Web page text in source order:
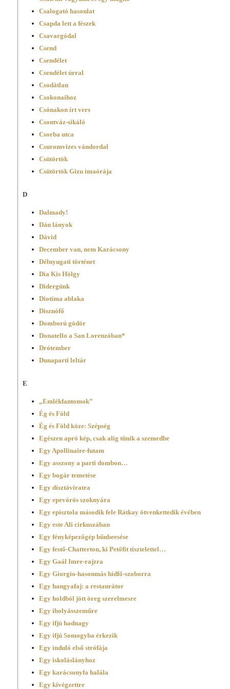
Csalogató hasonlat
Csapda lett a fészek
Csavargódal
Csend
Csendélet
Csendélet úrral
Csodátlan
Csokonaihoz
Csónakon írt vers
Csontváz-sikáló
Csorba utca
Csuromvizes vándordal
Csütörtök
Csütörtök Gizu imaórája
D
Dalmady!
Dán lányok
Dávid
December van, nem Karácsony
Délnyugati történet
Dia Kis Hölgy
Didergünk
Diotíma ablaka
Disznófő
Domború gödör
Donatello a San Lorenzóban*
Drótember
Dunaparti leltár
E
„Emlékfantomok”
Ég és Föld
Ég és Föld köze: Szépség
Egészen apró kép, csak alig tűnik a szemedbe
Egy Apollinaire-futam
Egy asszony a parti dombon…
Egy bogár temetése
Egy dísztáviratra
Egy epevörös szoknyára
Egy episztola második fele Rátkay ötvenkettedik évében
Egy este Ali cirkuszában
Egy fényképezőgép bűnbeesése
Egy festő-Chatterton, ki Petőfit tisztelettel…
Egy Gaál Imre-rajzra
Egy Giorgio-hasonmás hídfő-szoborra
Egy hangyafaj: a restaurátor
Egy holdból jött öreg szerelmesre
Egy ibolyásszeműre
Egy ifjú hadnagy
Egy ifjú Somogyba érkezik
Egy induló első strófája
Egy iskoláslányhoz
Egy karácsonyfa halála
Egy kivégzettre